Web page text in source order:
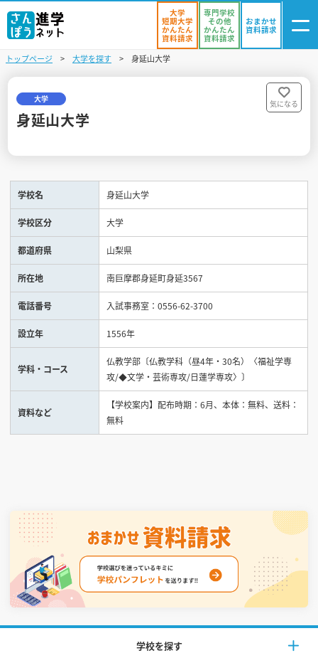
資料リスト
進学イベント
入試・受験入門
お役立ち情報
見学会WEB手引書
校内オンラインガイダンス
アンケートフォーム（学校用）
大学
短期大学
かんたん
資料請求
専門学校
その他
かんたん
資料請求
おまかせ
資料請求
トップページ 大学を探す 身延山大学
大学
身延山大学
気になる
学校名 身延山大学
学校区分 大学
都道府県 山梨県
所在地 南巨摩郡身延町身延3567
電話番号 入試事務室：0556-62-3700
設立年 1556年
学科・コース
仏教学部〔仏教学科（昼4年・30名）〈福祉学専
攻/◆文学・芸術専攻/日蓮学専攻〉〕
資料など
【学校案内】配布時期：6月、本体：無料、送料：
無料
学校を探す